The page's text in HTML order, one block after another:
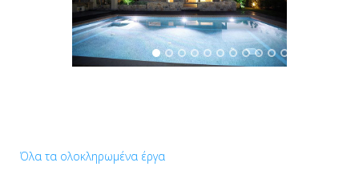
Όλα τα ολοκληρωμένα έργα